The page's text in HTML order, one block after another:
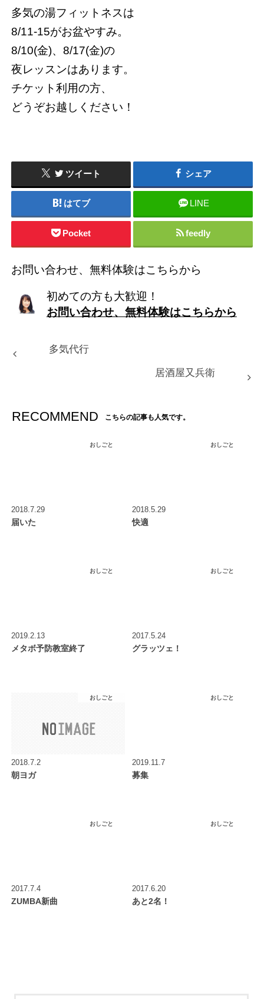
多気の湯フィットネスは
8/11-15がお盆やすみ。
8/10(金)、8/17(金)の
夜レッスンはあります。
チケット利用の方、
どうぞお越しください！
ツイート シェア
はてブ LINE
Pocket feedly
お問い合わせ、無料体験はこちらから
初めての方も大歓迎！
お問い合わせ、無料体験はこちらから
多気代行
居酒屋又兵衛
RECOMMEND こちらの記事も人気です。
おしごと
2018.7.29
届いた
おしごと
2018.5.29
快適
おしごと
2019.2.13
メタボ予防教室終了
おしごと
2017.5.24
グラッツェ！
おしごと
2018.7.2
朝ヨガ
おしごと
2019.11.7
募集
おしごと
2017.7.4
ZUMBA新曲
おしごと
2017.6.20
あと2名！